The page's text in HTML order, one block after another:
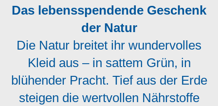
Das lebensspendende Geschenk
der Natur
Die Natur breitet ihr wundervolles
Kleid aus – in sattem Grün, in
blühender Pracht. Tief aus der Erde
steigen die wertvollen Nährstoffe